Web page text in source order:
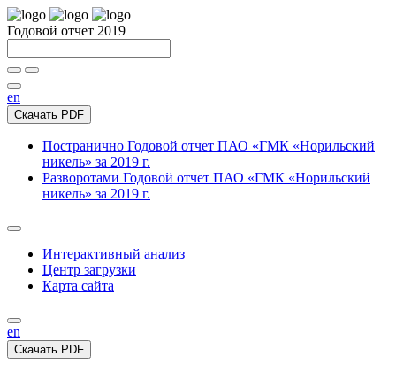
Годовой отчет 2019
en
Скачать PDF
Постранично Годовой отчет ПАО «ГМК «Норильский
никель» за 2019 г.
Разворотами Годовой отчет ПАО «ГМК «Норильский
никель» за 2019 г.
Интерактивный анализ
Центр загрузки
Карта сайта
en
Скачать PDF